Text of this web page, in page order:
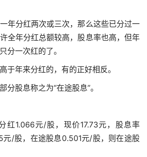
年分红两次或三次，那么这些已分过一
全年分红总额较高，股息率也高，但年
分一次红的了。
于年来分红的，有的正好相反。
分股息称之为“在途股息”。
1.066元/股，现价17.73元，股息率
元/股，在途股息0.501元/股，则在途股